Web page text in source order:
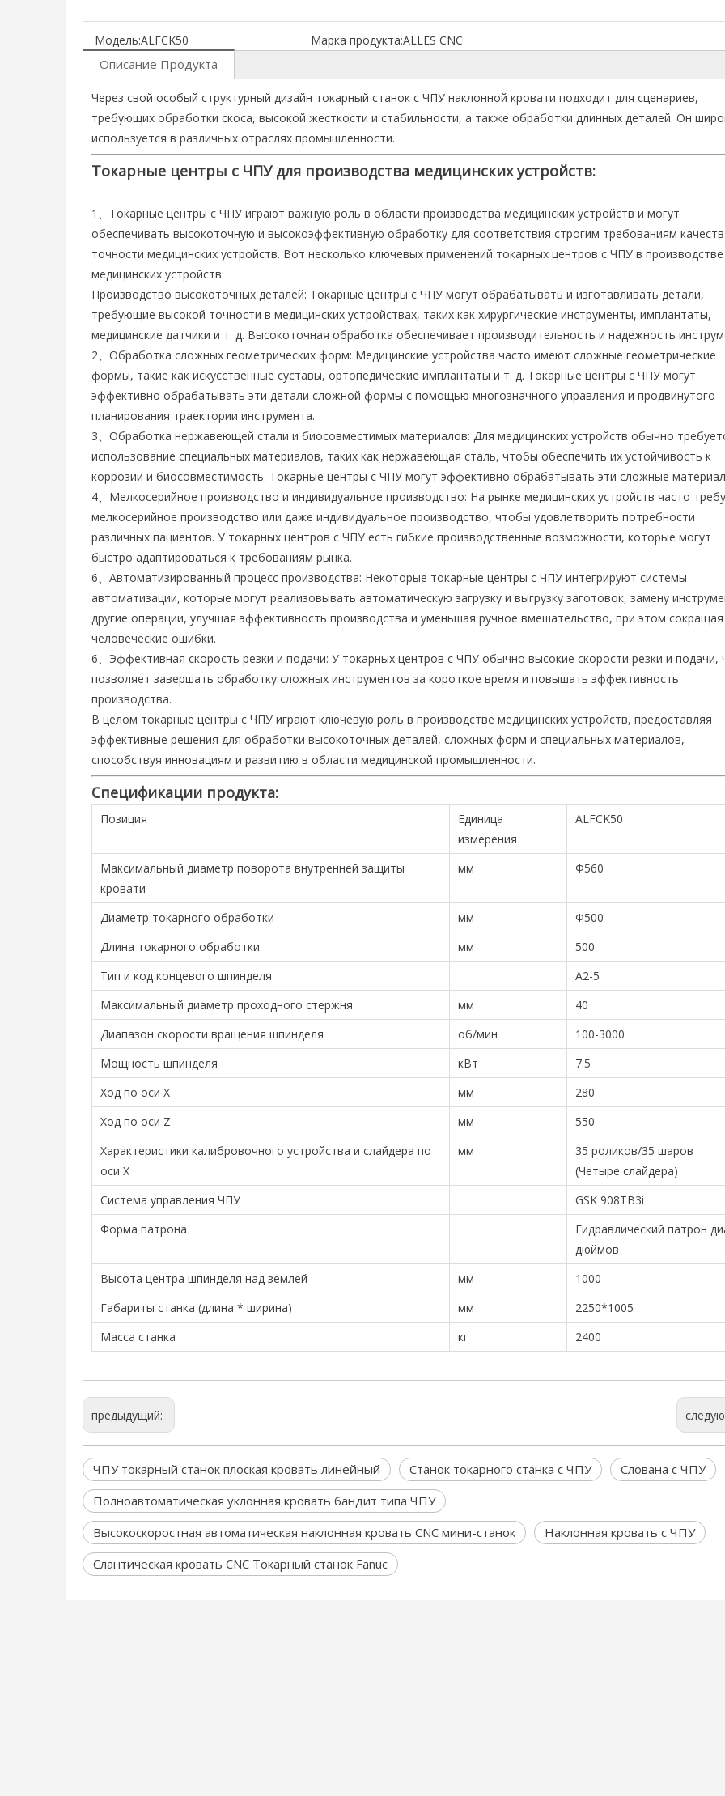
Модель:ALFCK50 Марка продукта:ALLES CNC
Описание Продукта
Через свой особый структурный дизайн токарный станок с ЧПУ наклонной кровати подходит для сценариев,
требующих обработки скоса, высокой жесткости и стабильности, а также обработки длинных деталей. Он
используется в различных отраслях промышленности.
Токарные центры с ЧПУ для производства медицинских устройств:
1、Токарные центры с ЧПУ играют важную роль в области производства медицинских устройств и могут
обеспечивать высокоточную и высокоэффективную обработку для соответствия строгим требованиям
точности медицинских устройств. Вот несколько ключевых применений токарных центров с ЧПУ в производстве
медицинских устройств:
Производство высокоточных деталей: Токарные центры с ЧПУ могут обрабатывать и изготавливать детали,
требующие высокой точности в медицинских устройствах, таких как хирургические инструменты, имплантаты,
медицинские датчики и т. д. Высокоточная обработка обеспечивает производительность и надежность
2、Обработка сложных геометрических форм: Медицинские устройства часто имеют сложные геометрические
формы, такие как искусственные суставы, ортопедические имплантаты и т. д. Токарные центры с ЧПУ могут
эффективно обрабатывать эти детали сложной формы с помощью многозначного управления и продвинутого
планирования траектории инструмента.
3、Обработка нержавеющей стали и биосовместимых материалов: Для медицинских устройств обычно
использование специальных материалов, таких как нержавеющая сталь, чтобы обеспечить их устойчивость к
коррозии и биосовместимость. Токарные центры с ЧПУ могут эффективно обрабатывать эти сложные
4、Мелкосерийное производство и индивидуальное производство: На рынке медицинских устройств часто
мелкосерийное производство или даже индивидуальное производство, чтобы удовлетворить потребности
различных пациентов. У токарных центров с ЧПУ есть гибкие производственные возможности, которые могут
быстро адаптироваться к требованиям рынка.
6、Автоматизированный процесс производства: Некоторые токарные центры с ЧПУ интегрируют системы
автоматизации, которые могут реализовывать автоматическую загрузку и выгрузку заготовок, замену
другие операции, улучшая эффективность производства и уменьшая ручное вмешательство, при этом сокращая
человеческие ошибки.
6、Эффективная скорость резки и подачи: У токарных центров с ЧПУ обычно высокие скорости резки и подачи,
позволяет завершать обработку сложных инструментов за короткое время и повышать эффективность
производства.
В целом токарные центры с ЧПУ играют ключевую роль в производстве медицинских устройств, предоставляя
эффективные решения для обработки высокоточных деталей, сложных форм и специальных материалов,
способствуя инновациям и развитию в области медицинской промышленности.
Спецификации продукта:
Позиция
Единица
измерения
ALFCK50
Максимальный диаметр поворота внутренней защиты
кровати
мм Φ560
Диаметр токарного обработки мм
Φ500
Длина токарного обработки
мм
500
Тип и код концевого шпинделя
A2-5
Максимальный диаметр проходного стержня
мм
40
Диапазон скорости вращения шпинделя
об/мин
100-3000
Мощность шпинделя
кВт
7.5
Ход по оси X
мм
280
Ход по оси Z
мм
550
Характеристики калибровочного устройства и слайдера по
оси X
мм
35 роликов/35 шаров
(Четыре слайдера)
Система управления ЧПУ
GSK 908TB3i
Форма патрона
Гидравлический патрон
дюймов
Высота центра шпинделя над землей
мм
1000
Габариты станка (длина * ширина)
мм
2250*1005
Масса станка
кг 2400
предыдущий:
ЧПУ токарный станок плоская кровать линейный Станок токарного станка с ЧПУ
Слована с ЧПУ
Полноавтоматическая уклонная кровать бандит типа ЧПУ
Высокоскоростная автоматическая наклонная кровать CNC мини-станок
Наклонная кровать с ЧПУ
Слантическая кровать CNC Токарный станок Fanuc